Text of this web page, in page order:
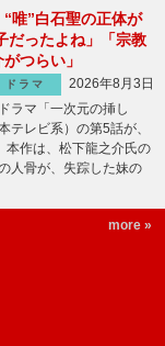
“唯”白石聖の正体が
だったよね」「宗教
つらい」
ドラマ
2026年8月3日
ラマ「一次元の挿し
テレビ系）の第5話が、
作は、松下龍之介氏の
人骨が、失踪した妹の
more »